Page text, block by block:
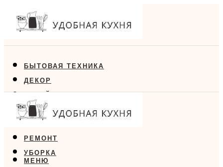
БЫТОВАЯ ТЕХНИКА
ДЕКОР
ДИЗАЙН
ЕДА
РЕМОНТ
УБОРКА
МЕНЮ